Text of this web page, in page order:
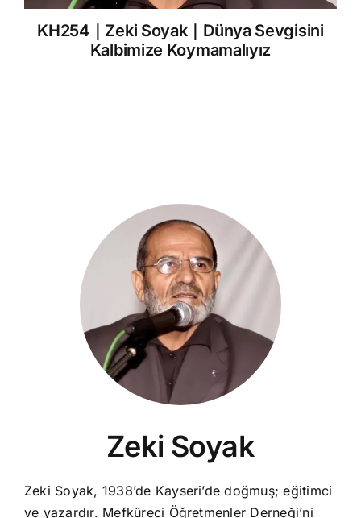
KH254｜Zeki Soyak｜Dünya Sevgisini
Kalbimize Koymamalıyız
Zeki Soyak
Zeki Soyak, 1938’de Kayseri’de doğmuş; eğitimci
ve yazardır. Mefkûreci Öğretmenler Derneği’ni